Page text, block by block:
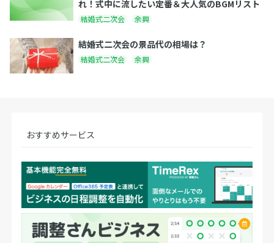
れ！式中に流したい定番＆大人気のBGMリスト
結婚式二次会 余興
結婚式二次会の景品代の相場は？
結婚式二次会 余興
おすすめサービス